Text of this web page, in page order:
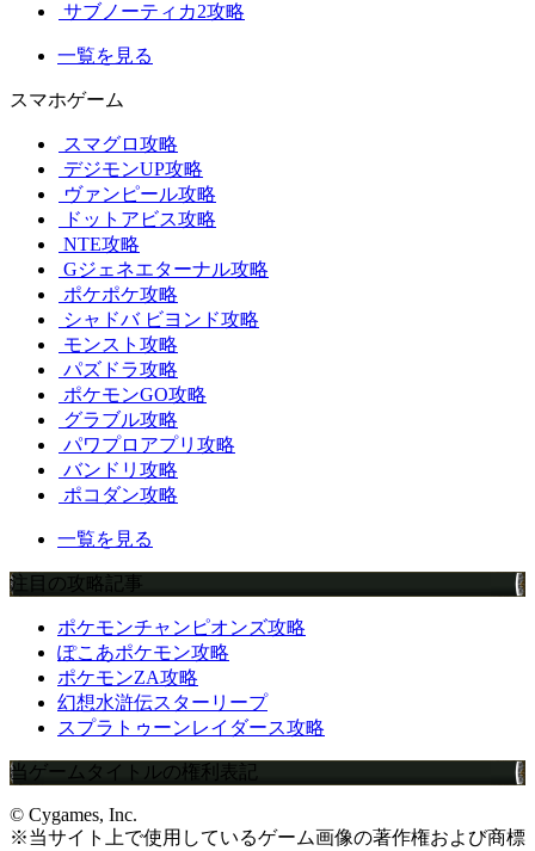
サブノーティカ2攻略
一覧を見る
スマホゲーム
スマグロ攻略
デジモンUP攻略
ヴァンピール攻略
ドットアビス攻略
NTE攻略
Gジェネエターナル攻略
ポケポケ攻略
シャドバ ビヨンド攻略
モンスト攻略
パズドラ攻略
ポケモンGO攻略
グラブル攻略
パワプロアプリ攻略
バンドリ攻略
ポコダン攻略
一覧を見る
注目の攻略記事
ポケモンチャンピオンズ攻略
ぽこあポケモン攻略
ポケモンZA攻略
幻想水滸伝スターリープ
スプラトゥーンレイダース攻略
当ゲームタイトルの権利表記
© Cygames, Inc.
※当サイト上で使用しているゲーム画像の著作権および商標